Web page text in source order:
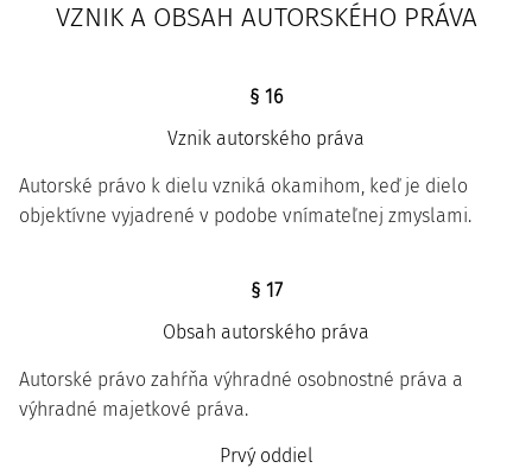
VZNIK A OBSAH AUTORSKÉHO PRÁVA
§ 16
Vznik autorského práva
Autorské právo k dielu vzniká okamihom, keď je dielo
objektívne vyjadrené v podobe vnímateľnej zmyslami.
§ 17
Obsah autorského práva
Autorské právo zahŕňa výhradné osobnostné práva a
výhradné majetkové práva.
Prvý oddiel